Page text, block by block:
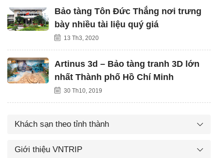
Bảo tàng Tôn Đức Thắng nơi trưng
bày nhiều tài liệu quý giá
13 Th3, 2020
Artinus 3d – Bảo tàng tranh 3D lớn
nhất Thành phố Hồ Chí Minh
30 Th10, 2019
Khách sạn theo tỉnh thành
Giới thiệu VNTRIP